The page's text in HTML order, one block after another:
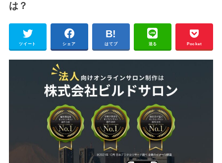
は？
ツイート シェア はてブ 送る Pocket